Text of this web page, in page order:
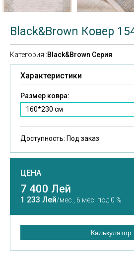
Black&Brown Ковер
Категория :Black&Brown Серия
Характеристики
Размер ковра:
160*230 см
Доступность: Под заказ
ЦЕНА
7 400 Лей
1 233 Лей/мес., 6 мес. под 0 %
Калькулятор